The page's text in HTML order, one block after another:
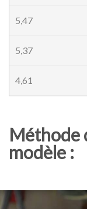
5,47
5,37
4,61
Méthode
modèle :